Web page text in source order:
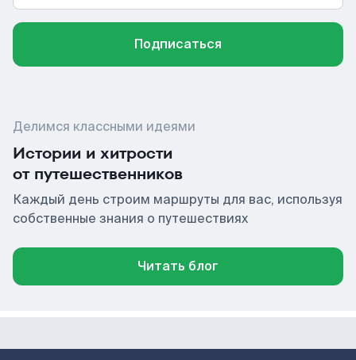
Подписаться
Делимся классными идеями
Истории и хитрости
от путешественников
Каждый день строим маршруты для вас, используя
собственные знания о путешествиях
Читать блог